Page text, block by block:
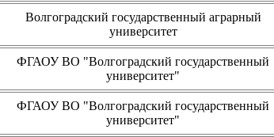
Волгоградский государственный аграрный
университет
ФГАОУ ВО "Волгоградский государственный
университет"
ФГАОУ ВО "Волгоградский государственный
университет"